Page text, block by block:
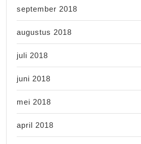
september 2018
augustus 2018
juli 2018
juni 2018
mei 2018
april 2018